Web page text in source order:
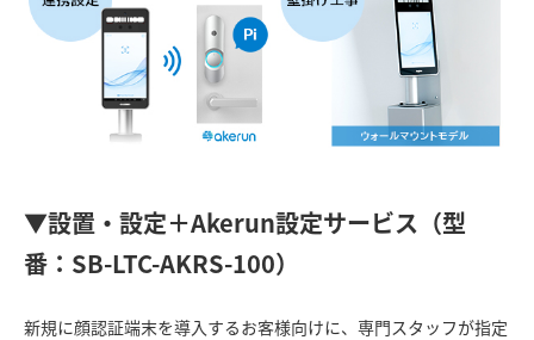
▼設置・設定＋Akerun設定サービス（型
番：SB-LTC-AKRS-100）
新規に顔認証端末を導入するお客様向けに、専門スタッフが指定